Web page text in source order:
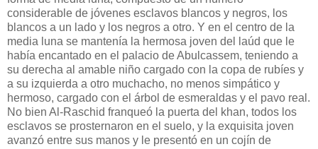
considerable de jóvenes esclavos blancos y negros, los
blancos a un lado y los negros a otro. Y en el centro de la
media luna se mantenía la hermosa joven del laúd que le
había encantado en el palacio de Abulcassem, teniendo a
su derecha al amable niño cargado con la copa de rubíes y
a su izquierda a otro muchacho, no menos simpático y
hermoso, cargado con el árbol de esmeraldas y el pavo real.
No bien Al-Raschid franqueó la puerta del khan, todos los
esclavos se prosternaron en el suelo, y la exquisita joven
avanzó entre sus manos y le presentó en un cojín de